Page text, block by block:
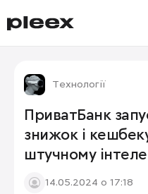
Технології
ПриватБанк
знижок і
штучному
14.05.2024 о 17:18